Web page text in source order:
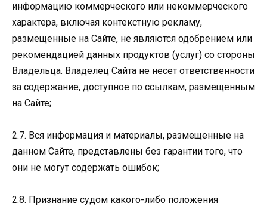
информацию коммерческого или некоммерческого
характера, включая контекстную рекламу,
размещенные на Сайте, не являются одобрением или
рекомендацией данных продуктов (услуг) со стороны
Владельца. Владелец Сайта не несет ответственности
за содержание, доступное по ссылкам, размещенным
на Сайте;
2.7. Вся информация и материалы, размещенные на
данном Сайте, представлены без гарантии того, что
они не могут содержать ошибок;
2.8. Признание судом какого-либо положения